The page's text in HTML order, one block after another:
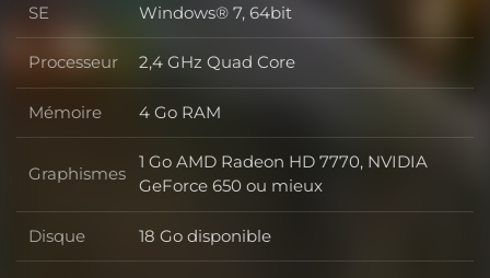
SE SE
Windows® 7, 64bit
Processeur Processeur
2,4 GHz Quad Core
Mémoire Mémoire
4 Go RAM
Graphismes Graphismes
1 Go AMD Radeon HD 7770, NVIDIA
GeForce 650 ou mieux
Disque Disque
18 Go disponible